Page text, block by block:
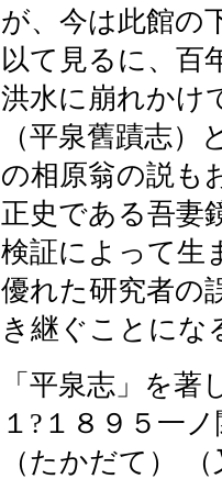
が、今は此館の
以て見るに、百
洪水に崩れかけ
（平泉舊蹟志
の相原翁の説も
正史である吾妻
検証によって生
優れた研究者の
き継ぐことにな
「平泉志」を
１?１８９５一
（たかだて）